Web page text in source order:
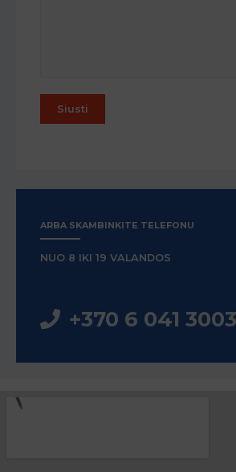
Siusti
ARBA SKAMBINKITE TELEFONU
NUO 8 IKI 19 VALANDOS​
+370 6 041 3003